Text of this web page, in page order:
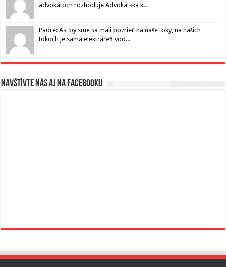
advokátoch rozhoduje Advokátska k...
Padre: Asi by sme sa mali pozrieť na naše toky, na našich
tokoch je samá elektráreň vod...
Navštívte nás aj na Facebooku